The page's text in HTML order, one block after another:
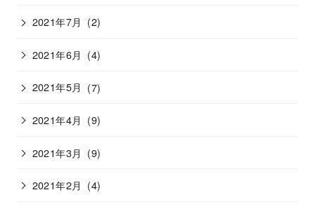
2021年7月 (2)
2021年6月 (4)
2021年5月 (7)
2021年4月 (9)
2021年3月 (9)
2021年2月 (4)